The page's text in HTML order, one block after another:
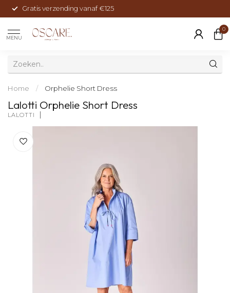
Gratis verzending vanaf €125
MENU
0
Home / Orphelie Short Dress
Lalotti Orphelie Short Dress
LALOTTI